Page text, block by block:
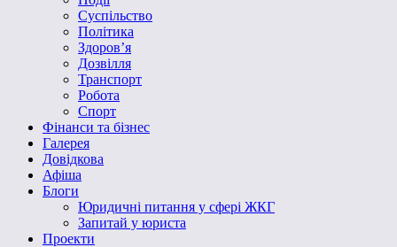
Суспільство
Політика
Здоров’я
Дозвілля
Транспорт
Робота
Спорт
Фінанси та бізнес
Галерея
Довідкова
Афіша
Блоги
Юридичні питання у сфері ЖКГ
Запитай у юриста
Проекти